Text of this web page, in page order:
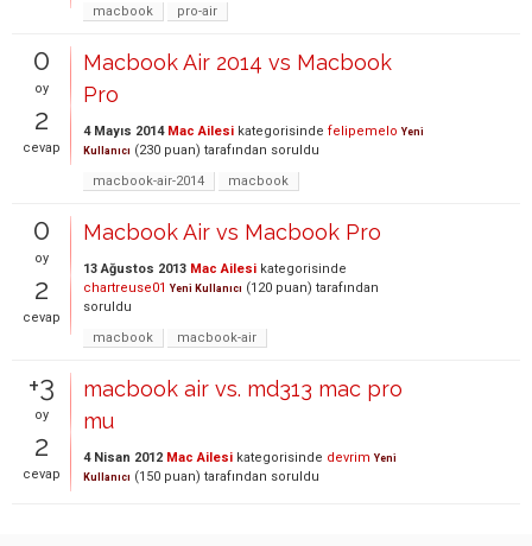
macbook
pro-air
0
oy
2
cevap
Macbook Air 2014 vs Macbook
Pro
4 Mayıs 2014 Mac Ailesi kategorisinde felipemelo Yeni
Kullanıcı (230 puan) tarafından soruldu
macbook-air-2014
macbook
0
oy
2
cevap
Macbook Air vs Macbook Pro
13 Ağustos 2013 Mac Ailesi kategorisinde
chartreuse01 Yeni Kullanıcı (120 puan) tarafından
soruldu
macbook
macbook-air
+3
oy
2
cevap
macbook air vs. md313 mac pro
mu
4 Nisan 2012 Mac Ailesi kategorisinde devrim Yeni
Kullanıcı (150 puan) tarafından soruldu